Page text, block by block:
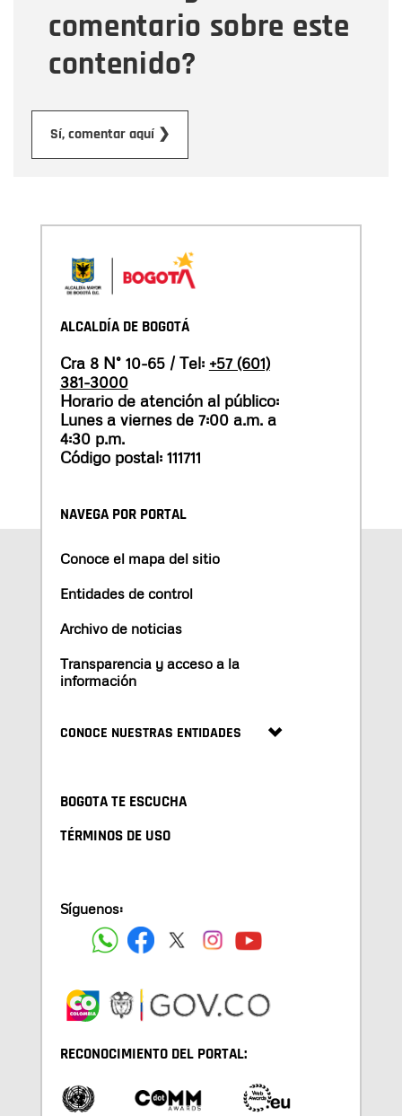
comentario sobre este
contenido?
Sí, comentar aquí ❯
ALCALDÍA DE BOGOTÁ
Cra 8 N° 10-65 / Tel: +57 (601)
381-3000
Horario de atención al público:
Lunes a viernes de 7:00 a.m. a
4:30 p.m.
Código postal: 111711
NAVEGA POR PORTAL
Conoce el mapa del sitio
Entidades de control
Archivo de noticias
Transparencia y acceso a la
información
CONOCE NUESTRAS ENTIDADES
BOGOTA TE ESCUCHA
TÉRMINOS DE USO
Síguenos:
RECONOCIMIENTO DEL PORTAL: